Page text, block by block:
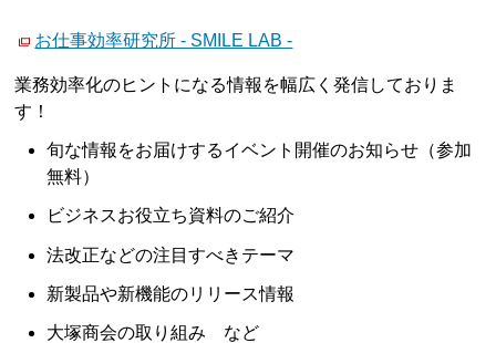
お仕事効率研究所 - SMILE LAB -
業務効率化のヒントになる情報を幅広く発信しておりま
す！
旬な情報をお届けするイベント開催のお知らせ（参加
無料）
ビジネスお役立ち資料のご紹介
法改正などの注目すべきテーマ
新製品や新機能のリリース情報
大塚商会の取り組み など